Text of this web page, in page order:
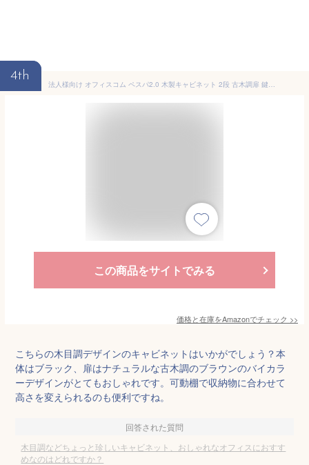
4th
法人様向け オフィスコム ペスパ2.0 木製キャビネット 2段 古木調扉 鍵付 ロータイプ 幅600×高さ785mm PESPA-CB-2T2DKB
この商品をサイトでみる
価格と在庫をAmazonでチェック >>
こちらの木目調デザインのキャビネットはいかがでしょう？本
体はブラック、扉はナチュラルな古木調のブラウンのバイカラ
ーデザインがとてもおしゃれです。可動棚で収納物に合わせて
高さを変えられるのも便利ですね。
回答された質問
木目調などちょっと珍しいキャビネット、おしゃれなオフィスにおすす
めなのはどれですか？